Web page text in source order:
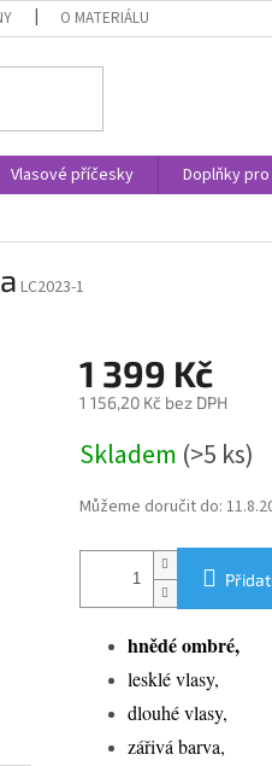
O MATERIÁLU
Vlasové příčesky Doplňky
LC2023-1
1 399 Kč
1 156,20 Kč bez DPH
cena:
Skladem (>5 ks)
Můžeme doručit do:
hnědé ombré,
lesklé vlasy,
dlouhé vlasy,
zářivá barva,